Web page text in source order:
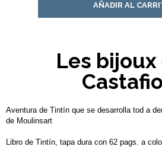
AÑADIR AL
Les bijoux
Aventura de Tintín que se desarrolla tod a
de Moulinsart
Libro de Tintín, tapa dura con 62 pags. a